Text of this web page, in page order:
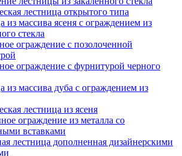
лестница открытого типа
из массива ясеня с ограждением из
стекла
ограждение с позолоченной
ограждение с фурнитурой черного
из массива дуба с ограждением из
лестница из ясеня
ограждение из металла со
вставками
лестница дополненная дизайнерскими